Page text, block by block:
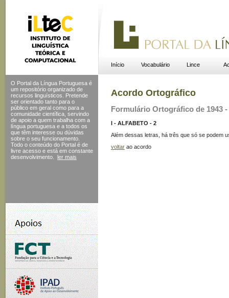
Início Vocabulário Lince
O Portal da Língua Portuguesa é
um repositório organizado de
recursos linguísticos. Pretende
ser orientado tanto para o
público em geral como para a
comunidade científica, servindo
de apoio a quem trabalha com a
língua portuguesa e a todos os
que têm interesse ou dúvidas
sobre o seu funcionamento.
Todo o conteúdo do Portal é de
livre acesso e está em constante
desenvolvimento.
ler mais
Acordo Ortográfico
Formulário Ortográfico de 1943
I - ALFABETO - 2
Além dessas letras, há três que só se podem
voltar ao acordo